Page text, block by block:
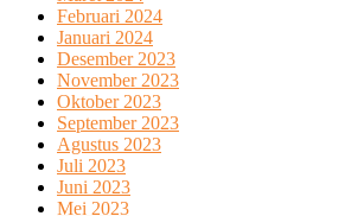
Februari 2024
Januari 2024
Desember 2023
November 2023
Oktober 2023
September 2023
Agustus 2023
Juli 2023
Juni 2023
Mei 2023